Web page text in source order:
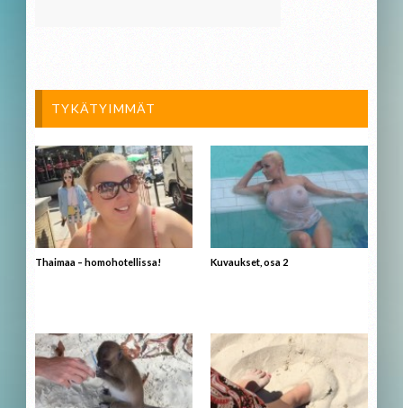
TYKÄTYIMMÄT
Thaimaa – homohotellissa! Kuvaukset, osa 2